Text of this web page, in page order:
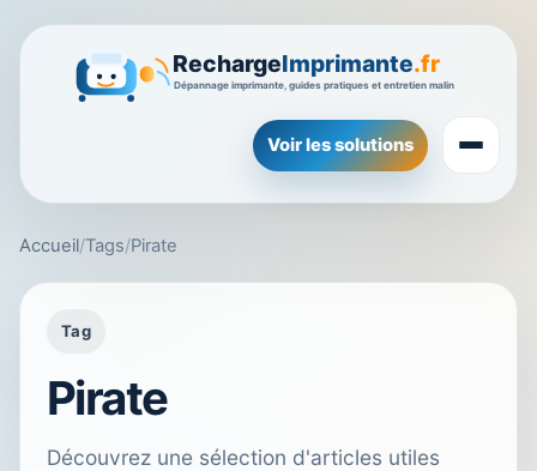
Voir les solutions
Accueil/Tags/Pirate
Tag
Pirate
Découvrez une sélection d'articles utiles